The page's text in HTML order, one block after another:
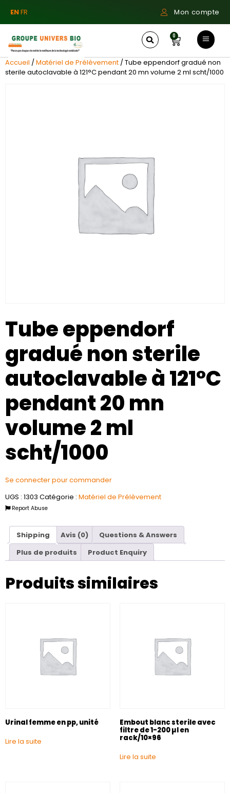
ENFR Mon compte
0
Accueil /Matériel de Prélèvement / Tube eppendorf gradué non
sterile autoclavable à 121°C pendant 20 mn volume 2 ml scht/1000
Tube eppendorf
gradué non sterile
autoclavable à 121°C
pendant 20 mn
volume 2 ml
scht/1000
Se connecter pour commander
UGS : 1303 Catégorie : Matériel de Prélèvement
Report Abuse
Shipping Avis (0)
Questions & Answers
Plus de produits
Product Enquiry
Produits similaires
Urinal femme en pp, unité
Lire la suite
Embout blanc sterile avec
filtre de 1-200 µl en
rack/10×96
Lire la suite